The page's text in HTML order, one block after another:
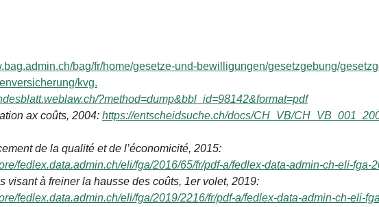
bag/fr/home/gesetze-und-bewilligungen/gesetzgebung/
kvg.
?method=dump&bbl_id=98142&format=pdf
ax coûts, 2004: https://entscheidsuche.ch/docs/CH_VB/
de la qualité et de l’économicité, 2015:
fedlex.data.admin.ch/eli/fga/2016/65/fr/pdf-a/fedlex-data-admin-ch-eli-fga-
visant à freiner la hausse des coûts, 1er volet, 2019:
fedlex.data.admin.ch/eli/fga/2019/2216/fr/pdf-a/fedlex-data-admin-ch-eli-